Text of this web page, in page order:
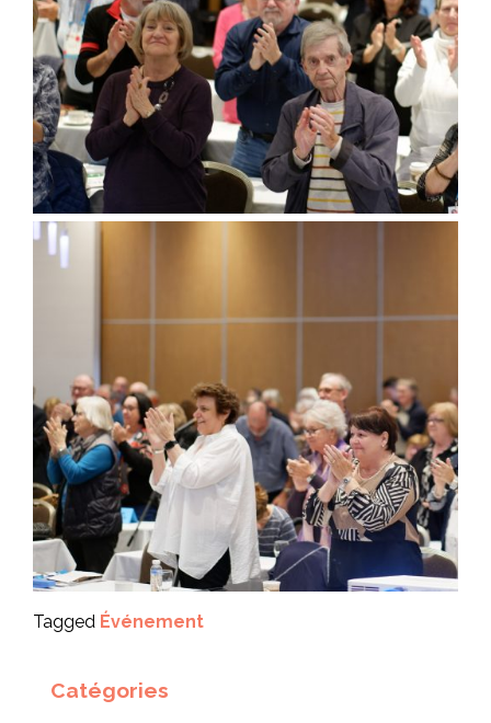
Tagged Événement
Catégories